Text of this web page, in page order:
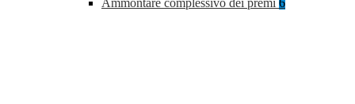
Ammontare complessivo dei premi 6